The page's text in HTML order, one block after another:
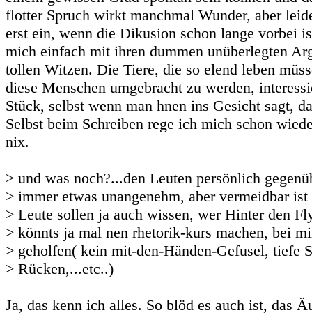
flotter Spruch wirkt manchmal Wunder, aber
erst ein, wenn die Dikusion schon lange vorbei
mich einfach mit ihren dummen unüberlegten
tollen Witzen. Die Tiere, die so elend leben
diese Menschen umgebracht zu werden,
Stück, selbst wenn man hnen ins Gesicht sagt,
Selbst beim Schreiben rege ich mich schon
nix.
> und was noch?...den Leuten persönlich
> immer etwas unangenehm, aber vermeidbar
> Leute sollen ja auch wissen, wer Hinter den
> könnts ja mal nen rhetorik-kurs machen, bei
> geholfen( kein mit-den-Händen-Gefusel, tiefe
> Rücken,...etc..)
Ja, das kenn ich alles. So blöd es auch ist, das